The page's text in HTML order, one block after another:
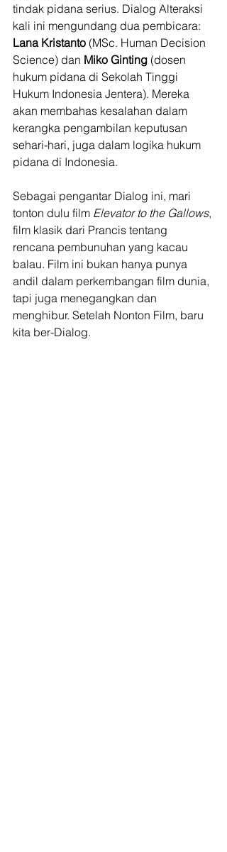
tindak pidana serius. Dialog Alteraksi
kali ini mengundang dua pembicara:
Lana Kristanto (MSc. Human Decision
Science) dan Miko Ginting (dosen
hukum pidana di Sekolah Tinggi
Hukum Indonesia Jentera). Mereka
akan membahas kesalahan dalam
kerangka pengambilan keputusan
sehari-hari, juga dalam logika hukum
pidana di Indonesia.
Sebagai pengantar Dialog ini, mari
tonton dulu film Elevator to the Gallows,
film klasik dari Prancis tentang
rencana pembunuhan yang kacau
balau. Film ini bukan hanya punya
andil dalam perkembangan film dunia,
tapi juga menegangkan dan
menghibur. Setelah Nonton Film, baru
kita ber-Dialog.